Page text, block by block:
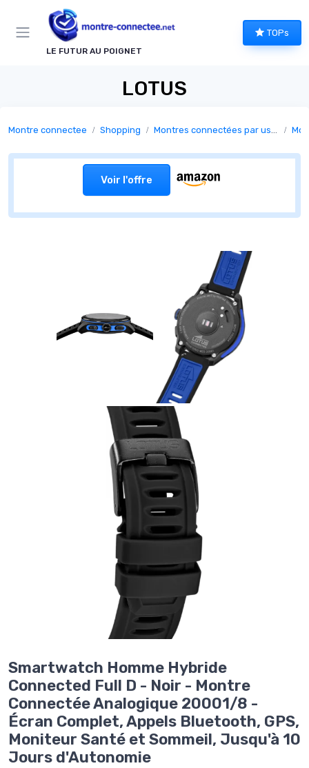
LE FUTUR AU POIGNET
TOPs
LOTUS
Montre connectee Shopping Montres connectées par usage
Voir l'offre
Smartwatch Homme Hybride
Connected Full D - Noir - Montre
Connectée Analogique 20001/8 -
Écran Complet, Appels Bluetooth, GPS,
Moniteur Santé et Sommeil, Jusqu'à 10
Jours d'Autonomie
Panneau de gestion des cookies